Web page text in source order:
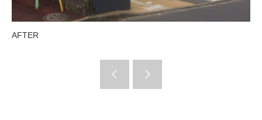
AFTER